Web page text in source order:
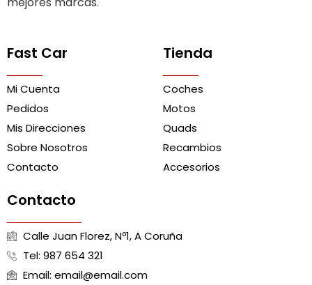
Fast Car
Mi Cuenta
Pedidos
Mis Direcciones
Sobre Nosotros
Contacto
Tienda
Coches
Motos
Quads
Recambios
Accesorios
Contacto
Calle Juan Florez, Nº1, A Coruña
Tel: 987 654 321
Email: email@email.com